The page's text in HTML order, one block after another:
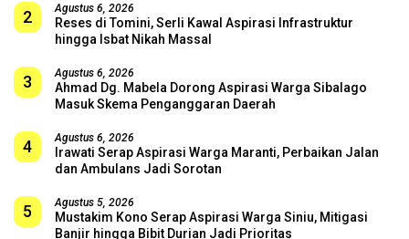
2 Agustus 6, 2026
Reses di Tomini, Serli Kawal Aspirasi Infrastruktur
hingga Isbat Nikah Massal
3 Agustus 6, 2026
Ahmad Dg. Mabela Dorong Aspirasi Warga Sibalago
Masuk Skema Penganggaran Daerah
4 Agustus 6, 2026
Irawati Serap Aspirasi Warga Maranti, Perbaikan Jalan
dan Ambulans Jadi Sorotan
5 Agustus 5, 2026
Mustakim Kono Serap Aspirasi Warga Siniu, Mitigasi
Banjir hingga Bibit Durian Jadi Prioritas